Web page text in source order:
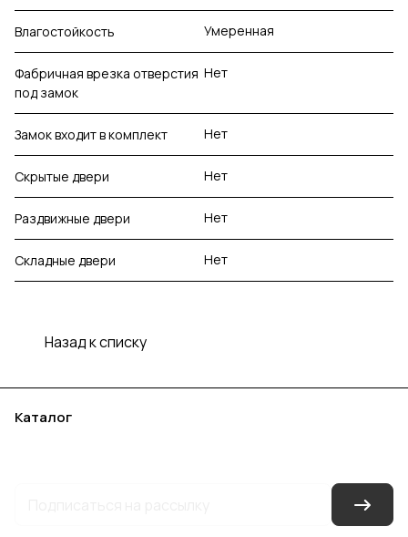
Влагостойкость Умеренная
Фабричная врезка отверстия
под замок
Нет
Замок входит в комплект Нет
Скрытые двери Нет
Раздвижные двери Нет
Складные двери Нет
Назад к списку
Каталог